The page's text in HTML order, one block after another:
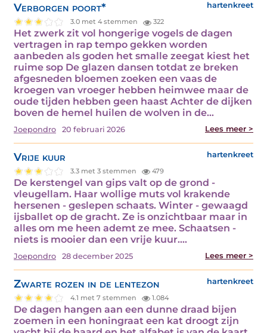
Verborgen poort* hartenkreet
3.0 met 4 stemmen 322
Het zwerk zit vol hongerige vogels de dagen
vertragen in rap tempo gekken worden
aanbeden als goden het smalle zeegat kiest het
ruime sop De glazen dansen totdat ze breken
afgesneden bloemen zoeken een vaas de
kroegen van vroeger hebben heimwee maar de
oude tijden hebben geen haast Achter de dijken
boven de hemel huilen de wolven in de…
Joepondro 20 februari 2026 Lees meer >
Vrije kuur hartenkreet
3.3 met 3 stemmen 479
De kerstengel van gips valt op de grond -
vleugellam. Haar wollige muts vol krakende
hersenen - geslepen schaats. Winter - gewaagd
ijsballet op de gracht. Ze is onzichtbaar maar in
alles om me heen ademt ze mee. Schaatsen -
niets is mooier dan een vrije kuur.…
Joepondro 28 december 2025 Lees meer >
Zwarte rozen in de lentezon hartenkreet
4.1 met 7 stemmen 1.084
De dagen hangen aan een dunne draad bijen
zoemen in een honingraat een kat droogt zijn